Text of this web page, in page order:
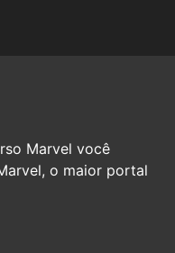
Marvel você
o maior portal